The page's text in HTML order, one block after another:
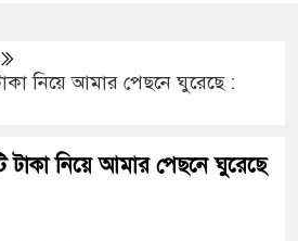
মালামাল জব্দ
দুই নেতা বহিস্কার
ছিল: রুমিন ফারহানা
ইরান
নিয়ে আমার পেছনে ঘুরেছে :
টাকা নিয়ে আমার পেছনে ঘুরেছে